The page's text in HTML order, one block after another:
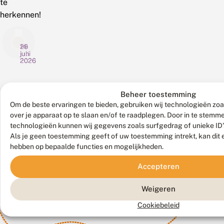
Beheer toestemming
Om de beste ervaringen te bieden, gebruiken wij technologieën
over je apparaat op te slaan en/of te raadplegen. Door in te
technologieën kunnen wij gegevens zoals surfgedrag of unieke
Als je geen toestemming geeft of uw toestemming intrekt, kan dit
hebben op bepaalde functies en mogelijkheden.
Accepteren
Weigeren
Cookiebeleid
te
herkennen!
Ook
interessant
Bekijk
al het
nieuws
14
juli
2026
n
v
l
i
n
d
e
l
n
Afgelopen
weekend
organiseerde
De
Vlinderstichting
de
keer
Tuinvlindertelling.
29
juni
2026
r
h
e
t
h
e
l
d
a
De
aardbeivlinder
is
een
landelijk
soort.
genoeg
er
25
juni
2026
u
r
e
n
n
a
a
v
n
Het
is
weer
de
tijd
de
Tussen
juni